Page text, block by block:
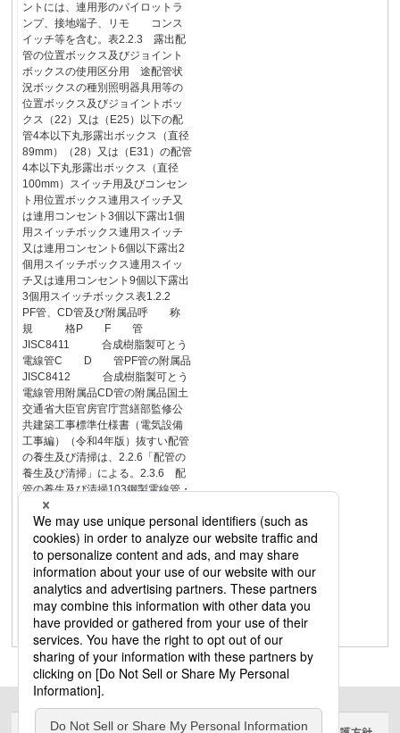
ントには、連用形のパイロットラ
ンプ、接地端子、リモ コンス
イッチ等を含む。表2.2.3 露出配
管の位置ボックス及びジョイント
ボックスの使用区分用 途配管状
況ボックスの種別照明器具用等の
位置ボックス及びジョイントボッ
クス（22）又は（E25）以下の配
管4本以下丸形露出ボックス（直径
89mm）（28）又は（E31）の配管
4本以下丸形露出ボックス（直径
100mm）スイッチ用及びコンセン
ト用位置ボックス連用スイッチ又
は連用コンセント3個以下露出1個
用スイッチボックス連用スイッチ
又は連用コンセント6個以下露出2
個用スイッチボックス連用スイッ
チ又は連用コンセント9個以下露出
3個用スイッチボックス表1.2.2
PF管、CD管及び附属品呼 称
規 格P F 管
JISC8411 合成樹脂製可とう
電線管C D 管PF管の附属品
JISC8412 合成樹脂製可とう
電線管用附属品CD管の附属品国土
交通省大臣官房官庁営繕部監修公
共建築工事標準仕様書（電気設備
工事編）（令和4年版）抜すい配管
の養生及び清掃は、2.2.6「配管の
養生及び清掃」による。2.3.6 配
管の養生及び清掃103鋼製電線管・
付属品ステンレス電線管ポリエチ
ライニング鋼管ハイフレックスメ
カフレキ屋外用配線保護可とう管
パナフレキ︵CD管・PF管︶・付属
品パナフレキPV住宅用スイッチボ
ックスメタルモール・メタルワイ
プロケーブルスッキリダクトレー
スウェイEハンガー高機能配線ダク
トDポール索引